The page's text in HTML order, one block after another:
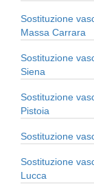
Sostituzione
Massa Carrara
Sostituzione
Siena
Sostituzione
Pistoia
Sostituzione
Sostituzione
Lucca